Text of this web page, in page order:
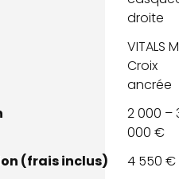
droite
VITALS
Croix
ancrée
2 000 –
000 €
(frais inclus)
4 550 €